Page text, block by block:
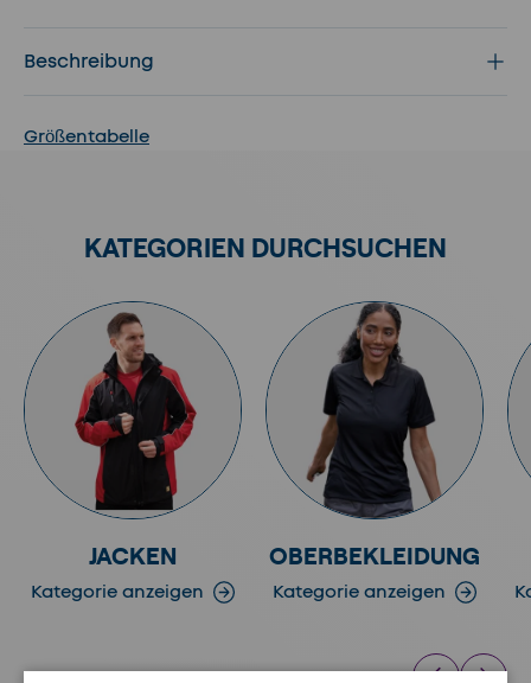
Beschreibung
Größentabelle
KATEGORIEN DURCHSUCHEN
JACKEN
Kategorie anzeigen
OBERBEKLEIDUNG
Kategorie anzeigen
Nächste
Vorherige